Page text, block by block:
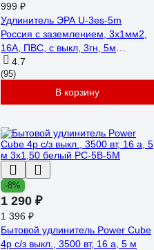
999 ₽
Удлинитель ЭРА U-3es-5m
Россия с заземлением, 3x1мм2,
16A, ПВС, с выкл, 3гн, 5м
Б0028379
4.7
(95)
В корзину
-8%
1 290 ₽
1 396 ₽
Бытовой удлинитель Power Cube
4р с/з выкл., 3500 вт, 16 а, 5 м